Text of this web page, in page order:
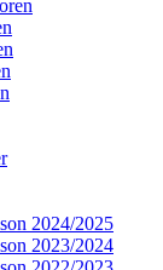
2024/2025
2023/2024